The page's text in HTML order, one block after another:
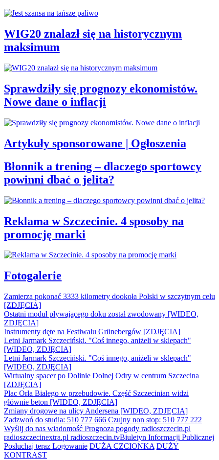
WIG20 znalazł się na historycznym
maksimum
Sprawdziły się prognozy ekonomistów.
Nowe dane o inflacji
Artykuły sponsorowane | Ogłoszenia
Błonnik a trening – dlaczego sportowcy
powinni dbać o jelita?
Reklama w Szczecinie. 4 sposoby na
promocję marki
Fotogalerie
Zamierza pokonać 3333 kilometry dookoła Polski w szczytnym celu
[ZDJĘCIA]
Ostatni moduł pływającego doku został zwodowany [WIDEO,
ZDJĘCIA]
Instrumenty dęte na Festiwalu Grünebergów [ZDJĘCIA]
Letni Jarmark Szczeciński. "Coś innego, aniżeli w sklepach"
[WIDEO, ZDJĘCIA]
Letni Jarmark Szczeciński. "Coś innego, aniżeli w sklepach"
[WIDEO, ZDJĘCIA]
Wirtualny spacer po Dolinie Dolnej Odry w centrum Szczecina
[ZDJĘCIA]
Plac Orła Białego w przebudowie. Część Szczecinian widzi
głównie beton [WIDEO, ZDJĘCIA]
Zmiany drogowe na ulicy Andersena [WIDEO, ZDJĘCIA]
Zadzwoń do studia: 510 777 666 Czujny non stop: 510 777 222
Wyślij do nas wiadomość Prognoza pogody radioszczecin.pl
radioszczecinextra.pl radioszczecin.tvBiuletyn Informacji Publicznej
Posłuchaj teraz Logowanie DUŻA CZCIONKA DUŻY
KONTRAST